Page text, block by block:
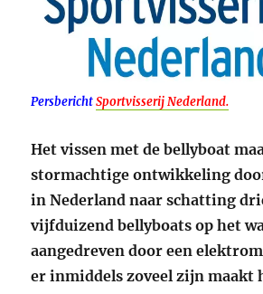
PersberichtSportvisserij Nederland.
Het vissen met de bellyboat
stormachtige ontwikkeling
in Nederland naar schatting
vijfduizend bellyboats op het
aangedreven door een
er inmiddels zoveel zijn maakt